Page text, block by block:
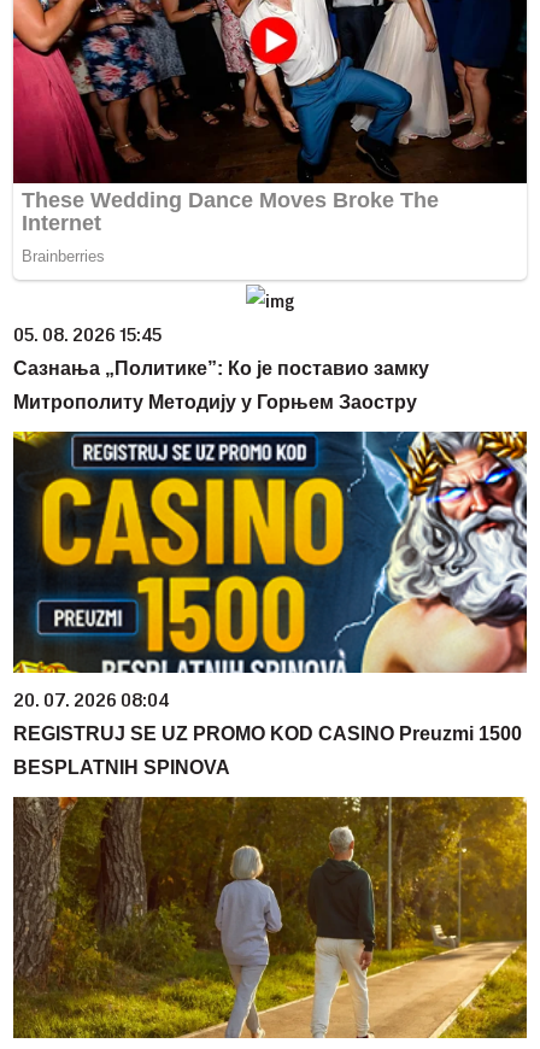
05. 08. 2026 15:45
Сазнања „Политике”: Ко је поставио замку
Митрополиту Методију у Горњем Заостру
20. 07. 2026 08:04
REGISTRUJ SE UZ PROMO KOD CASINO Preuzmi 1500
BESPLATNIH SPINOVA